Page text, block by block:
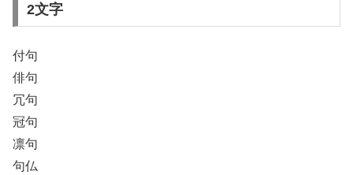
2文字
付句
俳句
冗句
冠句
凛句
句仏